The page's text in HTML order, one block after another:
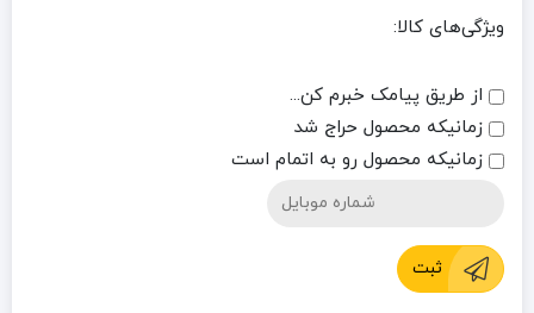
ویژگی‌های کالا:
از طریق پیامک خبرم کن...
زمانیکه محصول حراج شد
زمانیکه محصول رو به اتمام است
ثبت